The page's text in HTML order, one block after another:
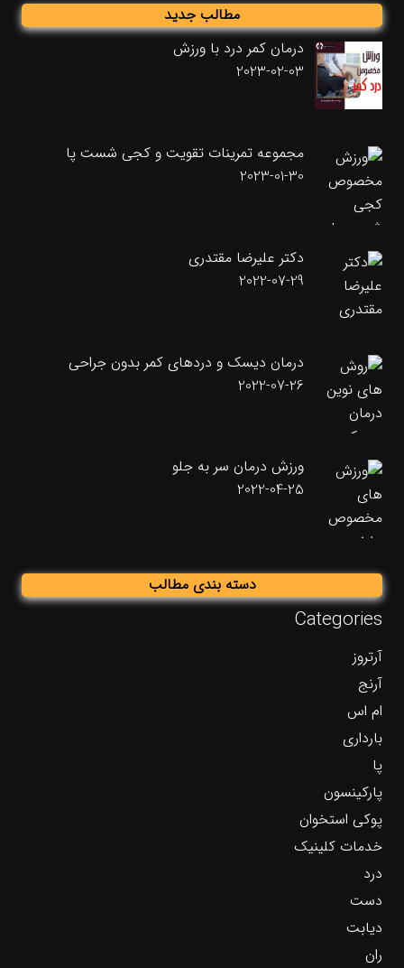
مطالب جدید
درمان کمر درد با ورزش
2023-02-03
مجموعه تمرینات تقویت و کجی شست پا
2023-01-30
دکتر علیرضا مقتدری
2022-07-29
درمان دیسک و دردهای کمر بدون جراحی
2022-07-26
ورزش درمان سر به جلو
2022-04-25
دسته بندی مطالب
Categories
آرتروز
آرنج
ام اس
بارداری
پا
پارکینسون
پوکی استخوان
خدمات کلینیک
درد
دست
دیابت
ران